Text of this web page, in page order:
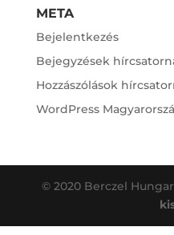
META
Bejelentkezés
Bejegyzések
Hozzászólások
WordPress
© 2020 Berczel